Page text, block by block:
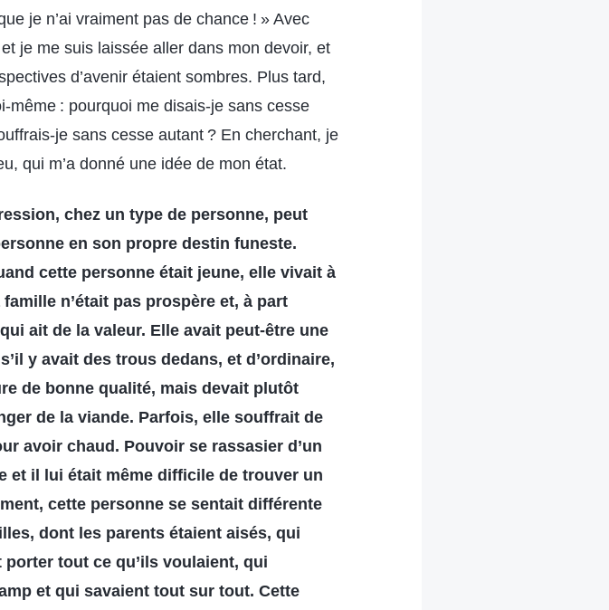
je n’ai vraiment pas de chance ! » Avec
je me suis laissée aller dans mon devoir, et
d’avenir étaient sombres. Plus tard,
même : pourquoi me disais-je sans cesse
je sans cesse autant ? En cherchant, je
qui m’a donné une idée de mon état.
chez un type de personne, peut
en son propre destin funeste.
cette personne était jeune, elle vivait à
n’était pas prospère et, à part
ait de la valeur. Elle avait peut-être une
y avait des trous dedans, et d’ordinaire,
de bonne qualité, mais devait plutôt
de la viande. Parfois, elle souffrait de
avoir chaud. Pouvoir se rassasier d’un
et il lui était même difficile de trouver un
cette personne se sentait différente
dont les parents étaient aisés, qui
tout ce qu’ils voulaient, qui
et qui savaient tout sur tout. Cette